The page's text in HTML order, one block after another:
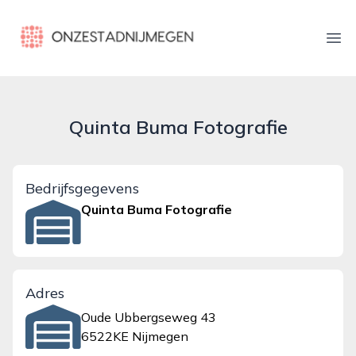
onzestadnijmegen.nl
Quinta Buma Fotografie
Bedrijfsgegevens
Quinta Buma Fotografie
Adres
Oude Ubbergseweg 43
6522KE Nijmegen